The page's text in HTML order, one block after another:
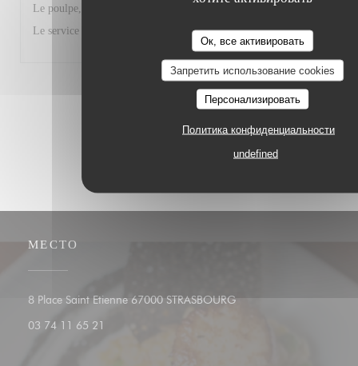
Ок, все активировать
Запретить использование cookies
Персонализировать
Политика конфиденциальности
undefined
Le poulpe, le ceviché, le risotto aux gambas, tout était parfait.
Le service également.
3
МЕСТО
8 Place Saint Etienne 67000 STRASBOURG((открывается в новом
03 74 11 65 21